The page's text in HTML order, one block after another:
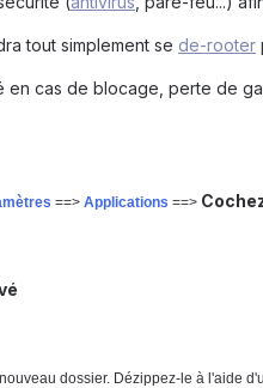
tout simplement se de-rooter
en cas de blocage, perte de
==> Applications ==>
dossier. Dézippez-le à l'aide